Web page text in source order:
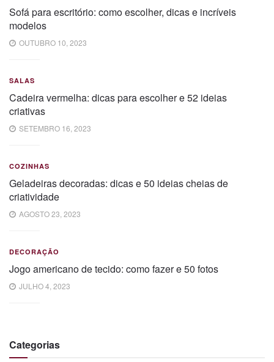
Sofá para escritório: como escolher, dicas e incríveis
modelos
OUTUBRO 10, 2023
SALAS
Cadeira vermelha: dicas para escolher e 52 ideias
criativas
SETEMBRO 16, 2023
COZINHAS
Geladeiras decoradas: dicas e 50 ideias cheias de
criatividade
AGOSTO 23, 2023
DECORAÇÃO
Jogo americano de tecido: como fazer e 50 fotos
JULHO 4, 2023
Categorias